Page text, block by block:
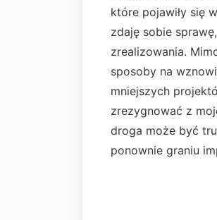
które pojawiły się
zdaję sobie
zrealizowania.
sposoby na
mniejszych
zrezygnować z
droga może być
ponownie graniu